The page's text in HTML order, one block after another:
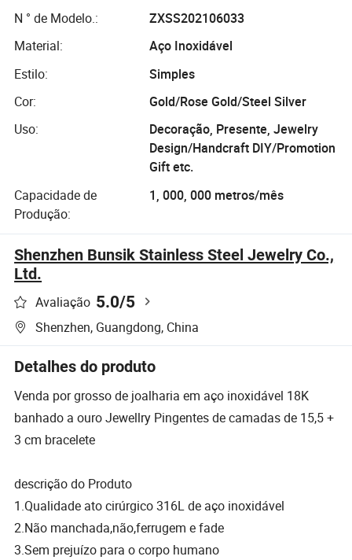
N ° de Modelo.:
ZXSS202106033
Material:
Aço Inoxidável
Estilo:
Simples
Cor:
Gold/Rose Gold/Steel Silver
Uso:
Decoração, Presente, Jewelry
Design/Handcraft DIY/Promotion
Gift etc.
Capacidade de
Produção:
1, 000, 000 metros/mês
Shenzhen Bunsik Stainless Steel Jewelry Co.,
Ltd.
Avaliação 5.0/5
Shenzhen, Guangdong, China
Detalhes do produto
Venda por grosso de joalharia em aço inoxidável 18K
banhado a ouro Jewellry Pingentes de camadas de 15,5 +
3 cm bracelete
descrição do Produto
1.Qualidade ato cirúrgico 316L de aço inoxidável
2.Não manchada,não,ferrugem e fade
3.Sem prejuízo para o corpo humano